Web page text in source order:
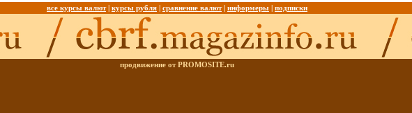
все курсы валют| курсы рубля сравнение валют| информеры подписки
продвижение от PROMOSITE.ru